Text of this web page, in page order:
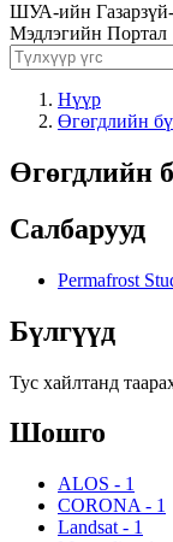
ШУА-ийн Газарзүй-
Мэдлэгийн Портал
Нүүр
Өгөгдлийн
Өгөгдлийн
Салбарууд
Permafrost
Бүлгүүд
Тус хайлтанд
Шошго
ALOS - 1
CORONA - 1
Landsat - 1